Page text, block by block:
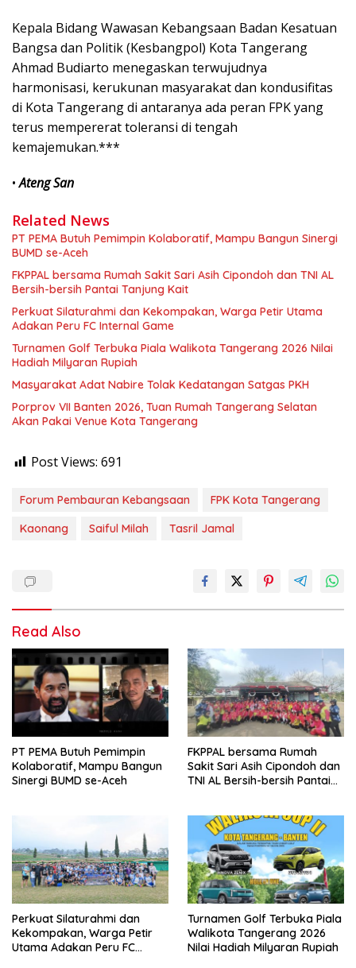
Kepala Bidang Wawasan Kebangsaan Badan Kesatuan
Bangsa dan Politik (Kesbangpol) Kota Tangerang
Ahmad Budiarto menegaskan terwujudnya
harmonisasi, kerukunan masyarakat dan kondusifitas
di Kota Tangerang di antaranya ada peran FPK yang
terus mempererat toleransi di tengah
kemajemukan.***
•Ateng San
Related News
PT PEMA Butuh Pemimpin Kolaboratif, Mampu Bangun Sinergi
BUMD se-Aceh
FKPPAL bersama Rumah Sakit Sari Asih Cipondoh dan TNI AL
Bersih-bersih Pantai Tanjung Kait
Perkuat Silaturahmi dan Kekompakan, Warga Petir Utama
Adakan Peru FC Internal Game
Turnamen Golf Terbuka Piala Walikota Tangerang 2026 Nilai
Hadiah Milyaran Rupiah
Masyarakat Adat Nabire Tolak Kedatangan Satgas PKH
Porprov VII Banten 2026, Tuan Rumah Tangerang Selatan
Akan Pakai Venue Kota Tangerang
Post Views: 691
Forum Pembauran Kebangsaan
FPK Kota Tangerang
Kaonang
Saiful Milah Tasril Jamal
Read Also
PT PEMA Butuh Pemimpin
Kolaboratif, Mampu Bangun
Sinergi BUMD se-Aceh
FKPPAL bersama Rumah
Sakit Sari Asih Cipondoh dan
TNI AL Bersih-bersih Pantai
Perkuat Silaturahmi dan
Kekompakan, Warga Petir
Utama Adakan Peru FC
Turnamen Golf Terbuka Piala
Walikota Tangerang 2026
Nilai Hadiah Milyaran Rupiah